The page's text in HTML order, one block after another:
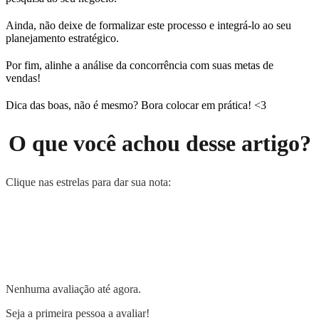
Ainda, não deixe de formalizar este processo e integrá-lo ao seu
planejamento estratégico.
Por fim, alinhe a análise da concorrência com suas metas de
vendas!
Dica das boas, não é mesmo? Bora colocar em prática! <3
O que você achou desse artigo?
Clique nas estrelas para dar sua nota:
Nenhuma avaliação até agora.
Seja a primeira pessoa a avaliar!